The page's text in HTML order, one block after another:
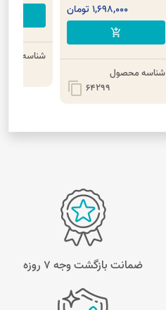
1,698,000 تومان
add_shopping_cart
شناسه محصول
64299
content_copy
شناسه
ضمانت بازگشت وجه ۷ روزه